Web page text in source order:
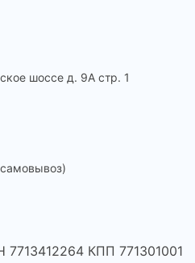
шоссе д. 9А стр. 1
КПП 771301001